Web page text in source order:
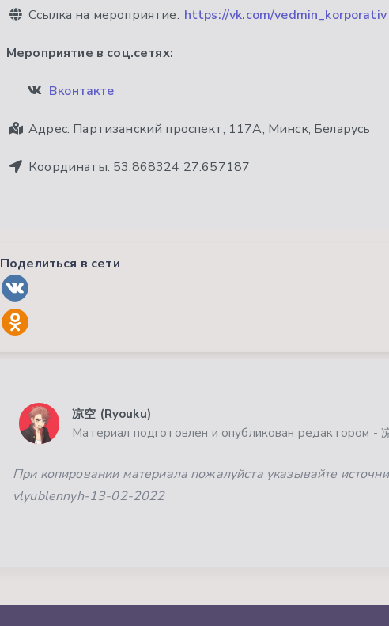
Ссылка на мероприятие: https://vk.com/vedmin_korporativ
Мероприятие в соц.сетях:
Вконтакте
Адрес: Партизанский проспект, 117А, Минск, Беларусь
Координаты: 53.868324 27.657187
Поделиться в сети
凉空 (Ryouku)
Материал подготовлен и опубликован редактором -
При копировании материала пожалуйста указывайте
vlyublennyh-13-02-2022